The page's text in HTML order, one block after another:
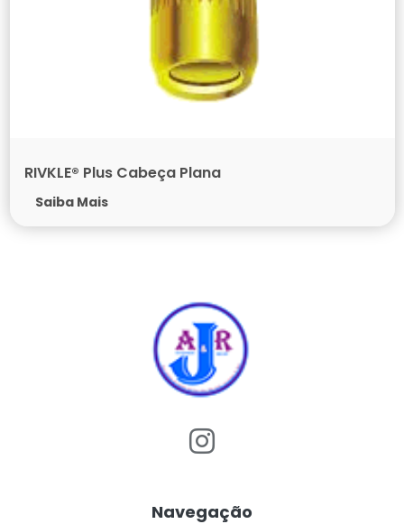
RIVKLE® Plus Cabeça Plana
Saiba Mais
Navegação